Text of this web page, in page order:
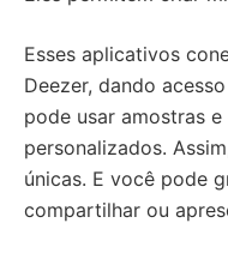
Esses aplicativos
Deezer, dando
pode usar amostras
personalizados.
únicas. E você pode
compartilhar ou